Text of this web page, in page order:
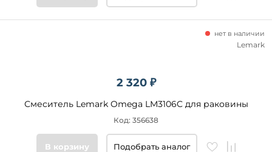
2 320 ₽
Смеситель Lemark Omega LM3106C для раковины
нет в наличии
Код: 356638
Lemark
В корзину Подобрать аналог